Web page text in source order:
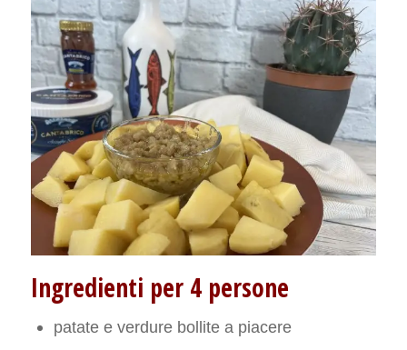
Ingredienti per 4 persone
patate e verdure bollite a piacere